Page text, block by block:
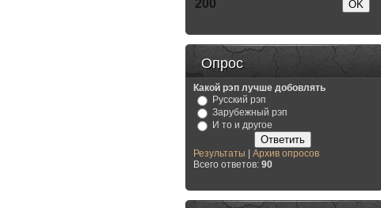
200
Опрос
Какой рэп лучше добовлять
Русский рэп
Зарубежный рэп
И то и другое
Результаты
Архив опросов
Всего ответов: 90